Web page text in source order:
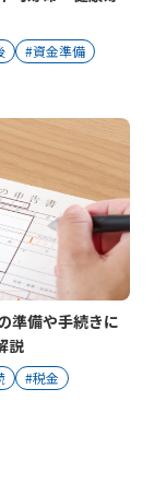
#資金準備
準備や手続きに
説
#税金